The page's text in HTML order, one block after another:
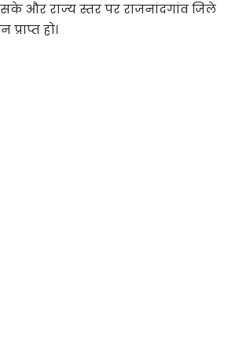
और राज्य स्तर पर राजनांदगांव जिले
हो।